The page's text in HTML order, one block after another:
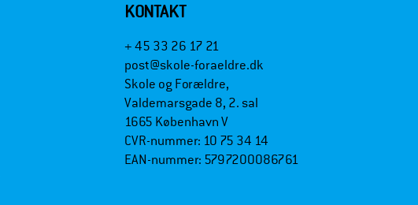
KONTAKT
+ 45 33 26 17 21
post@skole-foraeldre.dk
Skole og Forældre,
Valdemarsgade 8, 2. sal
1665 København V
CVR-nummer: 10 75 34 14
EAN-nummer: 5797200086761